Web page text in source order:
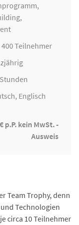
,
400 Teilnehmer
Englisch
p.P. kein MwSt. -
Ausweis
Team Trophy, denn
Technologien
circa 10 Teilnehmer